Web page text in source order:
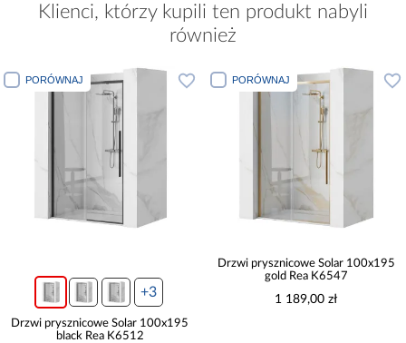
Klienci, którzy kupili ten produkt nabyli
również
PORÓWNAJ
+3
Drzwi prysznicowe Solar 100x195
black Rea K6512
PORÓWNAJ
Drzwi prysznicowe Solar 100x195
gold Rea K6547
1 189,00 zł